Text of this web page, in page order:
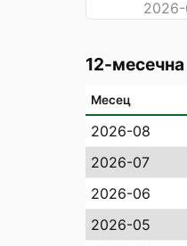
2026-
12-
Месец
2026-08
2026-07
2026-06
2026-05